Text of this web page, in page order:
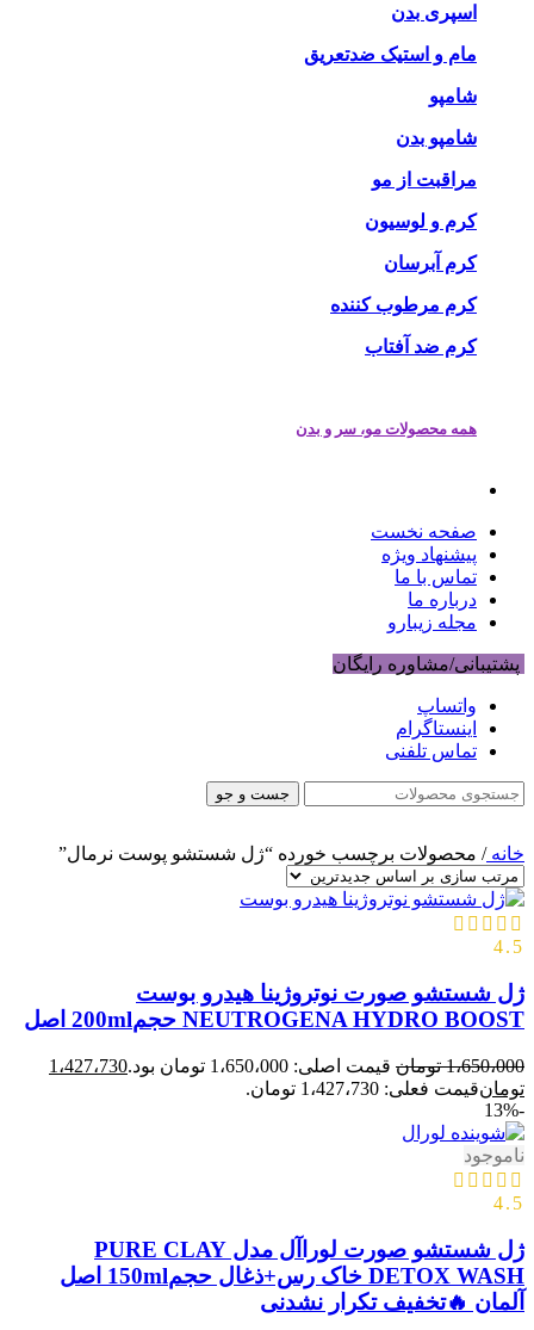
اسپری بدن
مام و استیک ضدتعریق
شامپو
شامپو بدن
مراقبت از مو
کرم و لوسیون
کرم آبرسان
کرم مرطوب کننده
کرم ضد آفتاب
همه محصولات مو، سر و بدن
صفحه نخست
پیشنهاد ویژه
تماس با ما
درباره ما
مجله زیبارو
پشتیبانی/مشاوره رایگان
واتساپ
اینستاگرام
تماس تلفنی
جست و جو
خانه/ محصولات برچسب خورده “ژل شستشو پوست نرمال”
4.5
ژل شستشو صورت نوتروژینا هیدرو بوست
NEUTROGENA HYDRO BOOST حجم200ml اصل
1،650،000 تومان قیمت اصلی: 1،650،000 تومان بود.
1،427،730
تومانقیمت فعلی: 1،427،730 تومان.
-13%
ناموجود
4.5
ژل شستشو صورت لوراآل مدل PURE CLAY
DETOX WASH خاک رس+ذغال حجم150ml اصل
آلمان 🔥تخفیف تکرار نشدنی